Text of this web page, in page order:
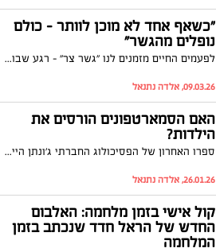
"כשאף אחד לא מוכן לוותר – כולם
נופלים מהגשר"
לפעמים החיים מזמנים לנו "גשר צר" – רגע שבו צריך לבחור בין אגו לבין חכמה. כשאנחנו מתעקשים לנצח בכל מחיר, אנחנו עלולים להפסיד הרבה יותר. לפעמים דווקא מי שמוכן לזוז צעד אחד אחורה – הוא זה שמתקדם הכי רחוק.
09.03.26, אלדה נתנאל
האם הסמארטפונים הורסים את
הילדות?
ספרו האחרון של הפסיכולוג החברתי ג'ונתן היידט, "הדור החרד", מעצב שיחות תרבותיות ומעורר ויכוחים עזים על תפקידם של הסמארטפונים בחברה. בשיחה זו, הוא חוקר כיצד ילדות מבוססת סמארטפון, המוגברת על ידי הורות מגוננת יתר על המידה, מניעה את משבר בריאות הנפש בקרב צעירים. הוא גם בוחן את הדחיפה לאיסור על טלפונים בבתי ספר ואת הצעדים הקונקרטיים שאנו יכולים לנקוט כדי לשפר את הבריאות הנפשית של צעירים ברחבי העולם.
26.01.26, אלדה נתנאל
קול אישי בזמן מלחמה: האלבום
החדש של הראל חדד שנכתב בזמן
המלחמה